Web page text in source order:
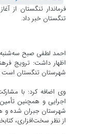
فرماندار تنگستان از
تنگستان خبر داد.
احمد لطفی صبح
اظهار داشت: ترویج
شهرستان تنگستان است
وی اضافه کرد: با
اجرایی و همچنین تأمین
شهرستان جبران شده و
از نظر سخت‌افزاری،